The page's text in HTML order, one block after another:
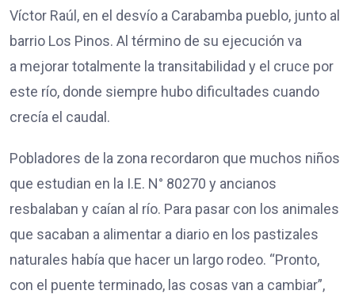
Víctor Raúl, en el desvío a Carabamba pueblo, junto al
barrio Los Pinos. Al término de su ejecución va
a mejorar totalmente la transitabilidad y el cruce por
este río, donde siempre hubo dificultades cuando
crecía el caudal.
Pobladores de la zona recordaron que muchos niños
que estudian en la I.E. N° 80270 y ancianos
resbalaban y caían al río. Para pasar con los animales
que sacaban a alimentar a diario en los pastizales
naturales había que hacer un largo rodeo. “Pronto,
con el puente terminado, las cosas van a cambiar”,